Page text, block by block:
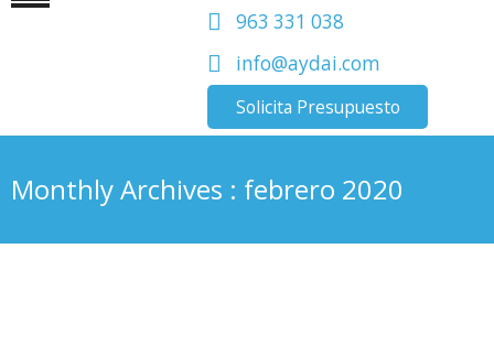
963 331 038
info@aydai.com
Solicita Presupuesto
Monthly Archives : febrero 2020